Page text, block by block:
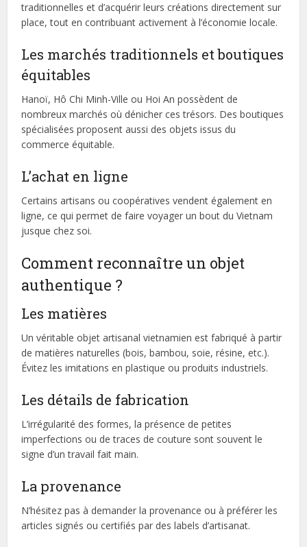
traditionnelles et d’acquérir leurs créations directement sur
place, tout en contribuant activement à l’économie locale.
Les marchés traditionnels et boutiques
équitables
Hanoï, Hô Chi Minh-Ville ou Hoi An possèdent de
nombreux marchés où dénicher ces trésors. Des boutiques
spécialisées proposent aussi des objets issus du
commerce équitable.
L’achat en ligne
Certains artisans ou coopératives vendent également en
ligne, ce qui permet de faire voyager un bout du Vietnam
jusque chez soi.
Comment reconnaître un objet
authentique ?
Les matières
Un véritable objet artisanal vietnamien est fabriqué à partir
de matières naturelles (bois, bambou, soie, résine, etc.).
Évitez les imitations en plastique ou produits industriels.
Les détails de fabrication
L’irrégularité des formes, la présence de petites
imperfections ou de traces de couture sont souvent le
signe d’un travail fait main.
La provenance
N’hésitez pas à demander la provenance ou à préférer les
articles signés ou certifiés par des labels d’artisanat.